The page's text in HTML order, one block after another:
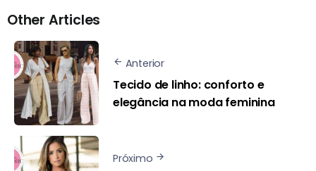
Other Articles
Anterior
Tecido de linho: conforto e
elegância na moda feminina
Próximo